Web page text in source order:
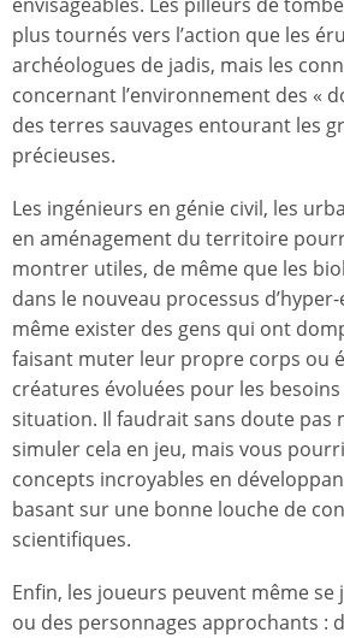
plus tournés vers l’action que les
archéologues de jadis, mais les
concernant l’environnement des «
des terres sauvages entourant les
précieuses.
Les ingénieurs en génie civil, les
en aménagement du territoire
montrer utiles, de même que les
dans le nouveau processus
même exister des gens qui ont
faisant muter leur propre corps ou
créatures évoluées pour les
situation. Il faudrait sans doute pas
simuler cela en jeu, mais vous
concepts incroyables en
basant sur une bonne louche de
scientifiques.
Enfin, les joueurs peuvent même se
ou des personnages approchants :